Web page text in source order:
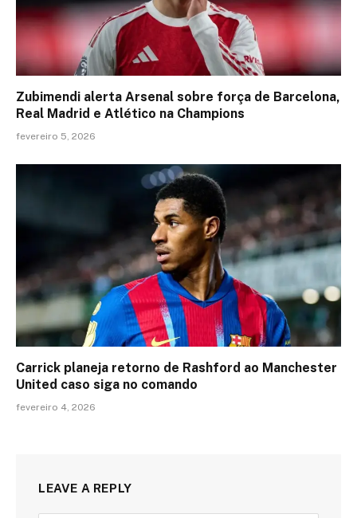
Zubimendi alerta Arsenal sobre força de Barcelona,
Real Madrid e Atlético na Champions
fevereiro 5, 2026
Carrick planeja retorno de Rashford ao Manchester
United caso siga no comando
fevereiro 4, 2026
LEAVE A REPLY